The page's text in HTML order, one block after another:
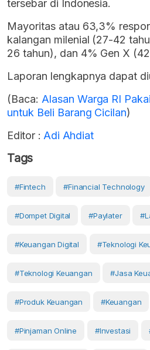
tersebar di Indonesia.
Mayoritas atau 63,3%
kalangan milenial (27-42
26 tahun), dan 4% Gen X
Laporan lengkapnya dapat
(Baca: Alasan Warga RI
untuk Beli Barang Cicilan)
Editor : Adi Ahdiat
Tags
#Fintech #financial Technology
#dompet Digital #Paylater
#keuangan Digital #teknologi
#teknologi Keuangan #Jasa
#produk Keuangan #Keuangan
#pinjaman Online #Investasi